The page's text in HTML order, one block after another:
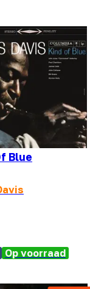
Blue
Op voorraad